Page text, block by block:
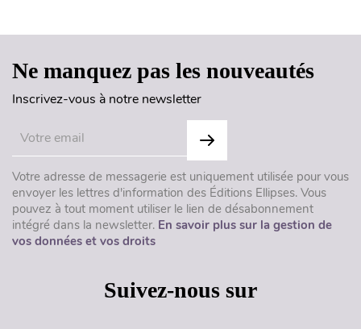
Ne manquez pas les nouveautés
Inscrivez-vous à notre newsletter
Votre adresse de messagerie est uniquement utilisée pour vous
envoyer les lettres d'information des Éditions Ellipses. Vous
pouvez à tout moment utiliser le lien de désabonnement
intégré dans la newsletter. En savoir plus sur la gestion de
vos données et vos droits
Suivez-nous sur